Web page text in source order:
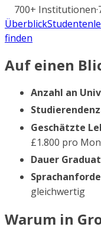
700+ Institutionen·
Überblick
finden
Auf einen
Anzahl an
Geschätzte
£1.800 pro
Dauer
gleichwertig
Warum in